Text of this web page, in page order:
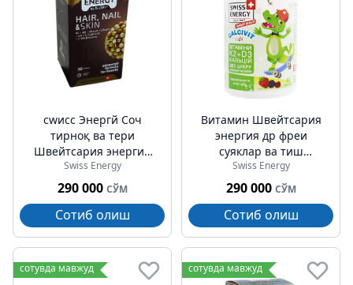
сwисс Энергй Соч
тирноқ ва тери
Швейтсария энергия
витамин капсулалар
№30
Swiss Energy
290 000 СЎМ
Сотиб олиш
Витамин Швейтсария
энергия др фреи
суяклар ва тиш
пастиллари №60
Swiss Energy
290 000 СЎМ
Сотиб олиш
сотувда мавжуд сотувда мавжуд